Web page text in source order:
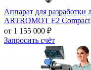
Аппарат для разработки
ARTROMOT E2 Compact
от 1 155 000 ₽
Запросить счёт